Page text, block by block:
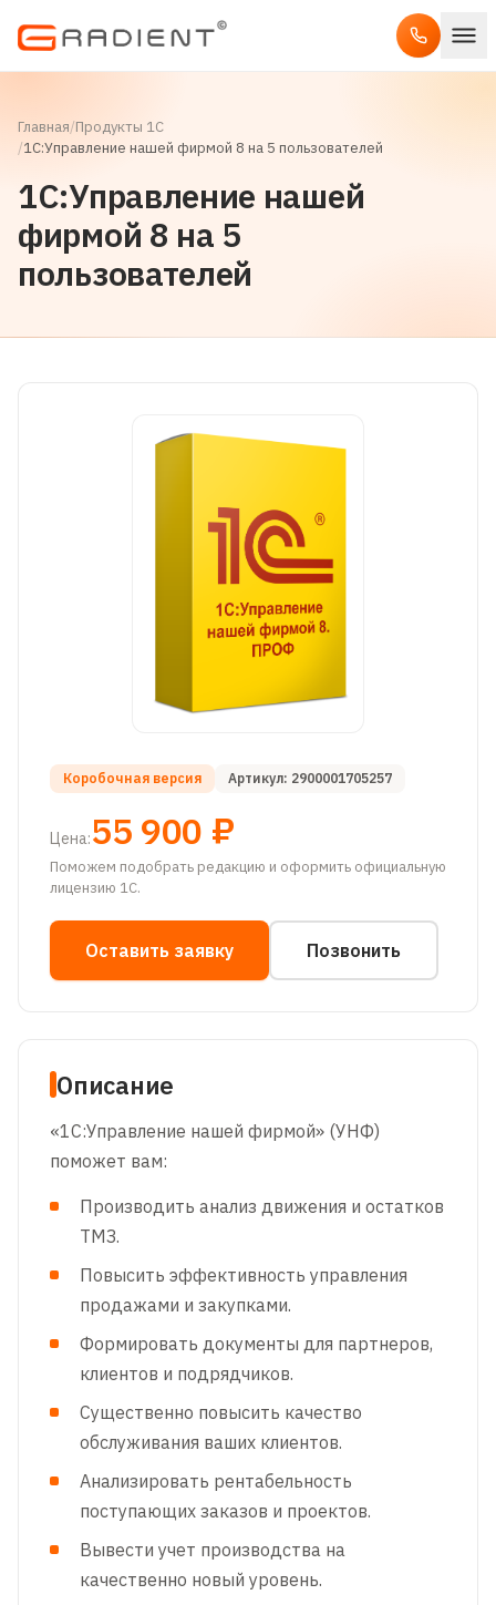
Главная/Продукты 1С
/1С:Управление нашей фирмой 8 на 5 пользователей
1С:Управление нашей
фирмой 8 на 5
пользователей
Коробочная версия Артикул: 2900001705257
Цена:55 900 ₽
Поможем подобрать редакцию и оформить официальную
лицензию 1С.
Оставить заявку Позвонить
Описание
«1С:Управление нашей фирмой» (УНФ)
поможет вам:
Производить анализ движения и остатков
ТМЗ.
Повысить эффективность управления
продажами и закупками.
Формировать документы для партнеров,
клиентов и подрядчиков.
Существенно повысить качество
обслуживания ваших клиентов.
Анализировать рентабельность
поступающих заказов и проектов.
Вывести учет производства на
качественно новый уровень.